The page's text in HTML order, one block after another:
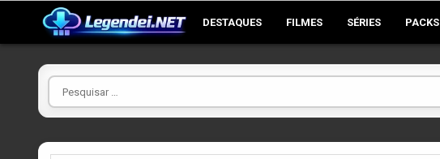
DESTAQUES FILMES SÉRIES PACKS
Pesquisar
por